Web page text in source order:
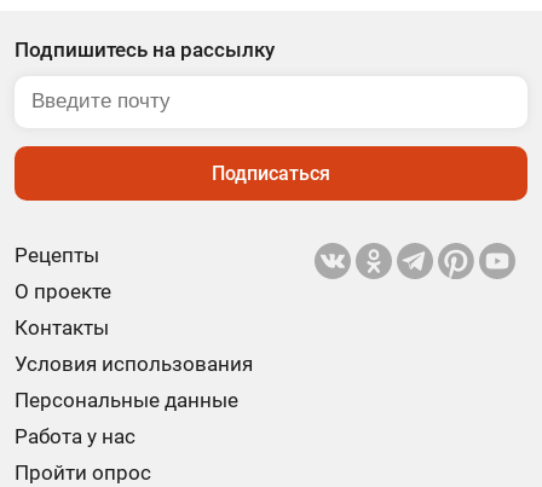
Рецепты
О проекте
Контакты
Условия использования
Персональные данные
Работа у нас
Пройти опрос
Подпишитесь на рассылку
Подписаться